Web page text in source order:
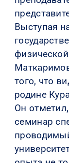
Выступая
того, что
родине
Он
семинар